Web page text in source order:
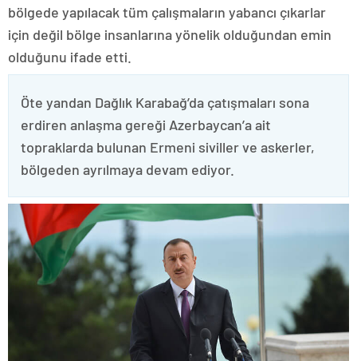
bölgede yapılacak tüm çalışmaların yabancı çıkarlar
için değil bölge insanlarına yönelik olduğundan emin
olduğunu ifade etti.
Öte yandan Dağlık Karabağ’da çatışmaları sona
erdiren anlaşma gereği Azerbaycan’a ait
topraklarda bulunan Ermeni siviller ve askerler,
bölgeden ayrılmaya devam ediyor.